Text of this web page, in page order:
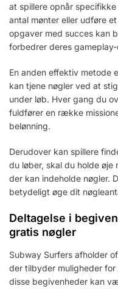
at spillere opnår
antal mønter eller udføre
opgaver med succes kan
forbedrer deres
En anden effektiv metode
kan tjene nøgler ved at
under løb. Hver gang du
fuldfører en række
belønning.
Derudover kan spillere
du løber, skal du holde
der kan indeholde nøgler.
betydeligt øge dit
Deltagelse i
gratis nøgler
Subway Surfers afholder
der tilbyder muligheder
disse begivenheder kan